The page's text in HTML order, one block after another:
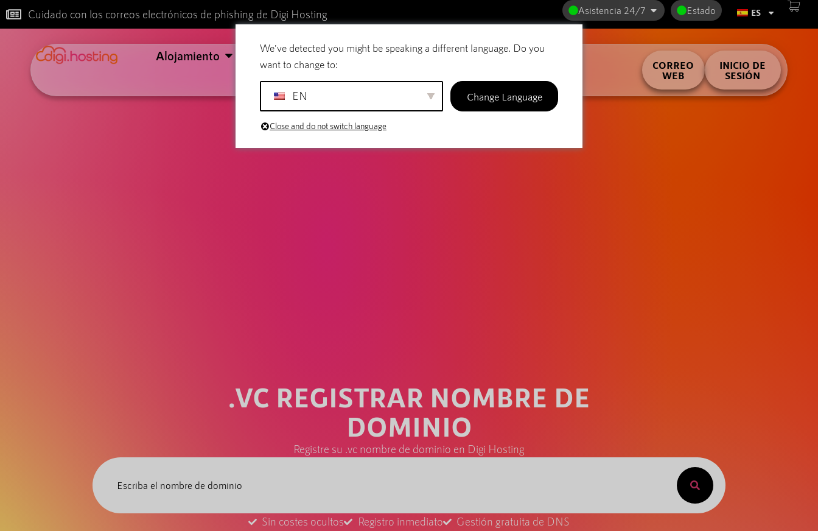
Cuidado con los correos electrónicos de phishing de Digi Hosting Asistencia 24/7 Estado ES
Alojamiento Correo electrónico Nombres de dominio SiteBuilder
CORREO
WEB
INICIO DE
SESIÓN
.VC REGISTRAR NOMBRE DE
DOMINIO
Registre su .vc nombre de dominio en Digi Hosting
Sin costes ocultos Registro inmediato Gestión gratuita de DNS
We've detected you might be speaking a different language. Do you
want to change to:
EN Change Language
Close and do not switch language